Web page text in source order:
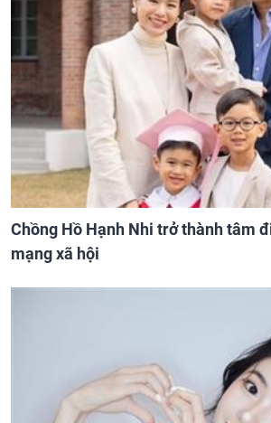
Chồng Hồ Hạnh Nhi trở thành tâm
mạng xã hội